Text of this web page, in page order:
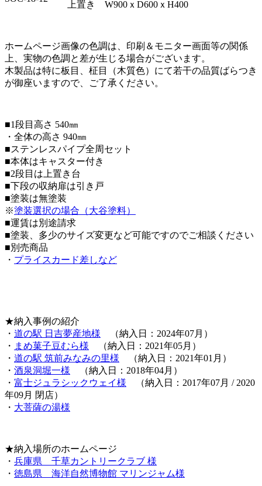
上置き W900ｘD600ｘH400
ホームページ画像の色調は、印刷＆モニター画面等の関係
上、実物の色調と差が生じる場合がございます。
木製品は特に板目、柾目（木質色）にて若干の品質ばらつき
が御座いますので、ご了承ください。
■1段目高さ 540㎜
・全体の高さ 940㎜
■ステンレスパイプ全周セット
■本体はキャスター付き
■2段目は上置き台
■下段の収納扉は引き戸
■塗装は無塗装
※塗装選択の場合（大谷塗料）
■運賃は別途請求
■塗装、多少のサイズ変更など可能ですのでご相談ください
■別売商品
・ プライスカード差しなど
★納入事例の紹介
・ 道の駅 日吉夢産地様 （納入日：2024年07月）
・ まめ菓子豆むら様 （納入日：2021年05月）
・ 道の駅 筑前みなみの里様 （納入日：2021年01月）
・ 酒泉洞堀一様 （納入日：2018年04月）
・ 富士ジュラシックウェイ様 （納入日：2017年07月 / 2020
年09月 閉店）
・ 大菩薩の湯様
★納入場所のホームページ
・ 兵庫県 千草カントリークラブ 様
・ 徳島県 海洋自然博物館 マリンジャム様